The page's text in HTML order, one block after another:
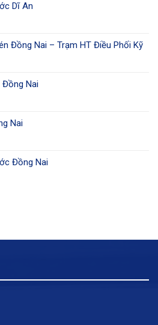
Dĩ An
Đồng Nai – Trạm HT Điều Phối Kỹ
Đồng Nai
Nai
Đồng Nai